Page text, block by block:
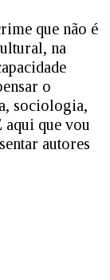
que não é
na
o
sociologia,
que vou
autores